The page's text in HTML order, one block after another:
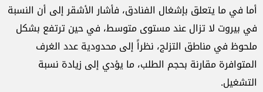
أما في ما يتعلق بإشغال الفنادق، فأشار الأشقر إلى أن النسبة
في بيروت لا تزال عند مستوى متوسط، في حين ترتفع بشكل
ملحوظ في مناطق التزلج، نظراً إلى محدودية عدد الغرف
المتوافرة مقارنة بحجم الطلب، ما يؤدي إلى زيادة نسبة
التشغيل.